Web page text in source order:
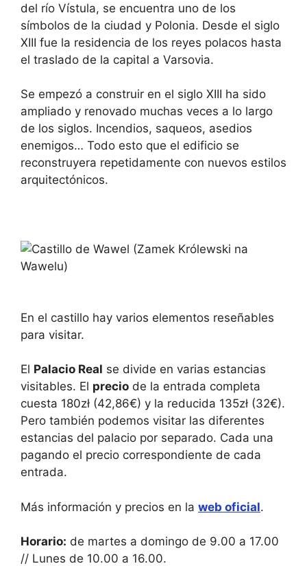
del río Vístula, se encuentra uno de los
símbolos de la ciudad y Polonia. Desde el siglo
XIII fue la residencia de los reyes polacos hasta
el traslado de la capital a Varsovia.
Se empezó a construir en el siglo XIII ha sido
ampliado y renovado muchas veces a lo largo
de los siglos. Incendios, saqueos, asedios
enemigos… Todo esto que el edificio se
reconstruyera repetidamente con nuevos estilos
arquitectónicos.
En el castillo hay varios elementos reseñables
para visitar.
El Palacio Real se divide en varias estancias
visitables. El precio de la entrada completa
cuesta 180zł (42,86€) y la reducida 135zł (32€).
Pero también podemos visitar las diferentes
estancias del palacio por separado. Cada una
pagando el precio correspondiente de cada
entrada.
Más información y precios en la web oficial.
Horario: de martes a domingo de 9.00 a 17.00
// Lunes de 10.00 a 16.00.